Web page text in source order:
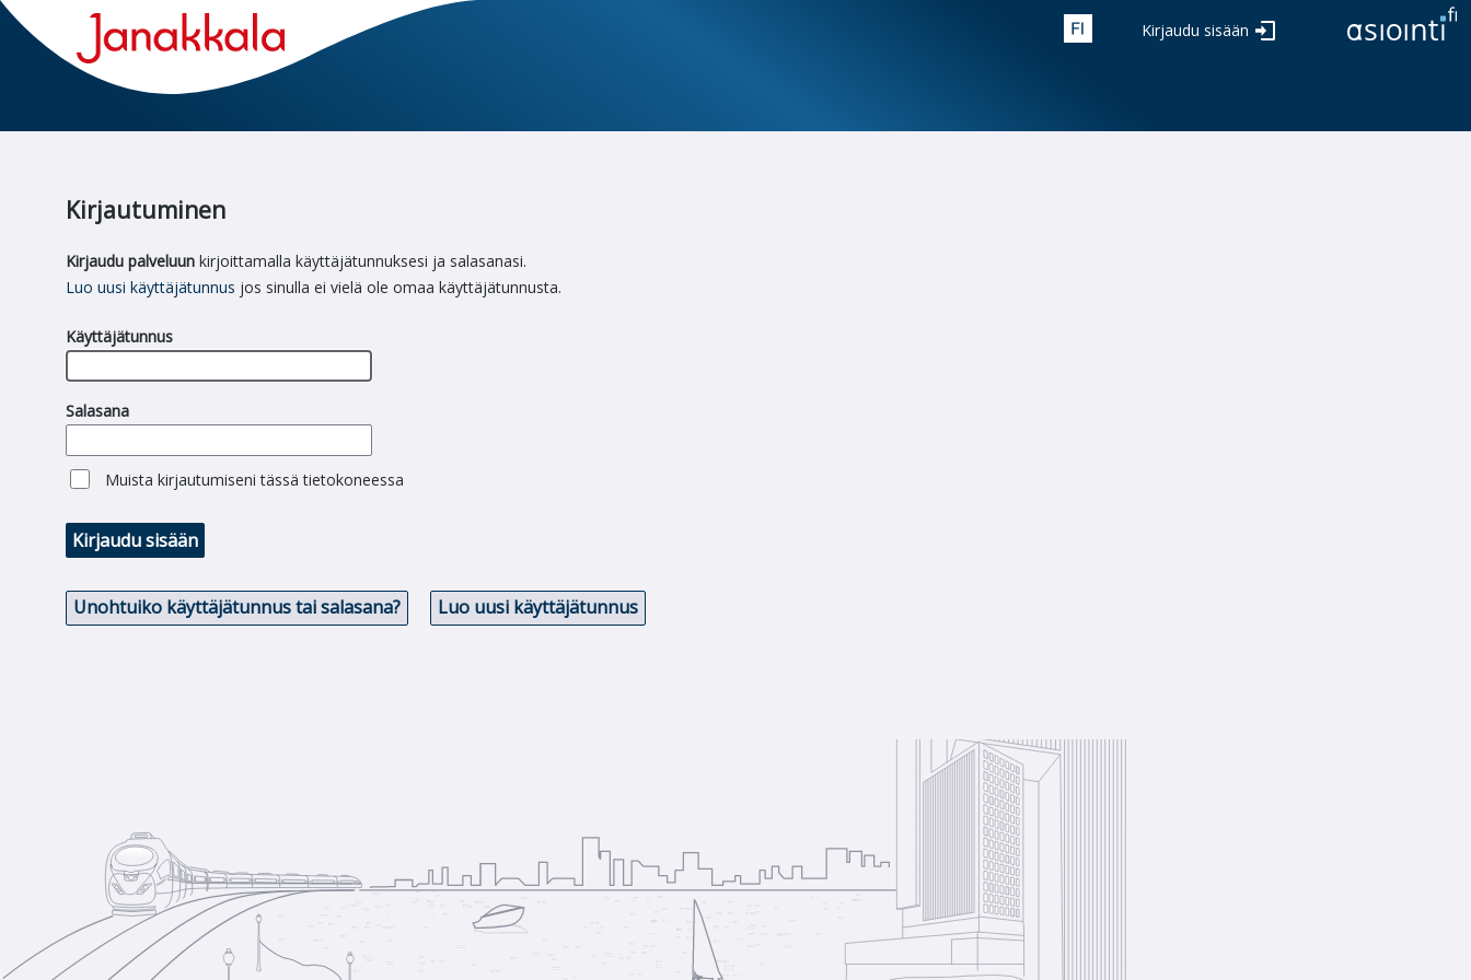
Kirjaudu sisään
Kirjautuminen
Kirjaudu palveluun kirjoittamalla käyttäjätunnuksesi ja salasanasi.
Luo uusi käyttäjätunnus jos sinulla ei vielä ole omaa käyttäjätunnusta.
Käyttäjätunnus
Salasana
Muista kirjautumiseni tässä tietokoneessa
Kirjaudu sisään
Unohtuiko käyttäjätunnus tai salasana? Luo uusi käyttäjätunnus